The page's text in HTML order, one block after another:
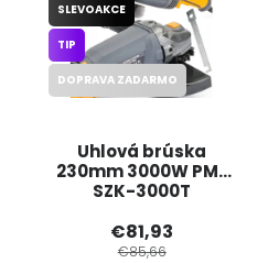
Uhlová brúska
230mm 3000W PM-
SZK-3000T
SLEVOAKCE
TIP
DOPRAVA ZADARMO
€81,93
€85,66